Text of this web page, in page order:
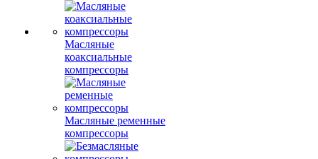
Масляные
коаксиальные
компрессоры
Масляные ременные
компрессоры